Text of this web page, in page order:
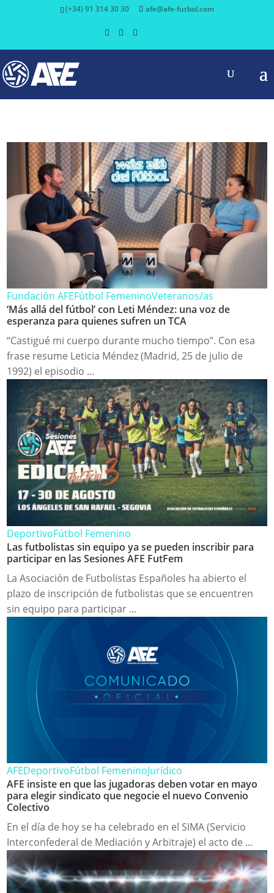
(+34) 91 314 30 30 afe@afe-futbol.com
Fundación AFEFútbol FemeninoVeteranos/as
‘Más allá del fútbol’ con Leti Méndez: una voz de
esperanza para quienes sufren un TCA
“Castigué mi cuerpo durante mucho tiempo”. Con esa
frase resume Leticia Méndez (Madrid, 25 de julio de
1992) el episodio ...
DeportivoFútbol Femenino
Las futbolistas sin equipo ya se pueden inscribir para
participar en las Sesiones AFE FutFem
La Asociación de Futbolistas Españoles ha abierto el
plazo de inscripción de futbolistas que se encuentren
sin equipo para participar ...
AFEDeportivoFútbol FemeninoJurídico
AFE insiste en que las jugadoras deben votar en mayo
para elegir sindicato que negocie el nuevo Convenio
Colectivo
En el día de hoy se ha celebrado en el SIMA (Servicio
Interconfederal de Mediación y Arbitraje) el acto de ...